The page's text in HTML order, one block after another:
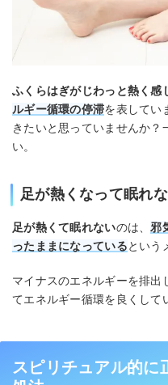
ふくらはぎがじわっと熱く感
ルギー循環の停滞を表してい
きたいと思っていませんか？
い。
足が熱くなって眠れ
足が熱くて眠れないのは、邪
ったままになっているという
マイナスのエネルギーを排出
てエネルギー循環を良くして
スピリチュアル的に